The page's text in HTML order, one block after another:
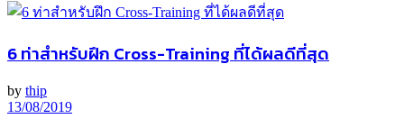
6 ท่าสำหรับฝึก Cross-Training ที่ได้ผลดีที่สุด
by thip
13/08/2019